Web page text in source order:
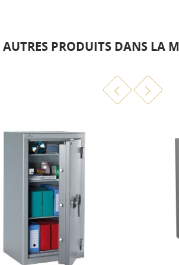
PRODUITS DANS LA